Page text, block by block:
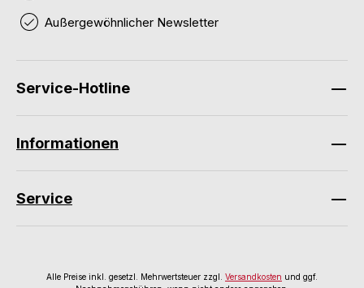
Außergewöhnlicher Newsletter
Service-Hotline
Informationen
Service
Alle Preise inkl. gesetzl. Mehrwertsteuer zzgl. Versandkosten und ggf.